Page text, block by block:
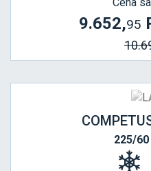
9.652,95
225/60